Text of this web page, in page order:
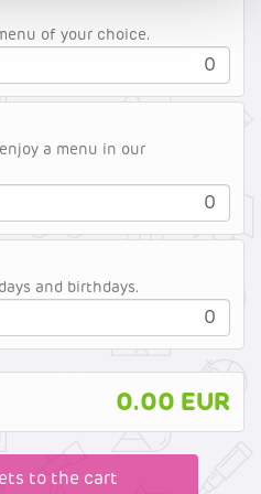
du se, hvor længe hver
Du bestemmer
for at tilbagekalde dit
vores hjemmeside.
brug af cookies kan
, og du kan læse om vores
ivores
of your choice.
a menu in our
and birthdays.
0.00 EUR
to the cart